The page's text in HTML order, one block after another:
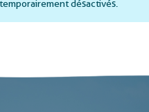
désactivés.